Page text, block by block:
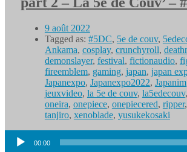
9 août 2022
Tagged as: #5DC, 5e de couv,
Ankama, cosplay, crunchyroll,
demonslayer, festival, fictionaudio,
fireemblem, gaming, japan, japan
Japanexpo, Japanexpo2022, Japanim
jeuxvideo, la 5e de couv, la5edecouv,
oneira, onepiece, onepiecered, ripper,
tanjiro, xenoblade, yusukekosaki
Lecteur
audio
00:00